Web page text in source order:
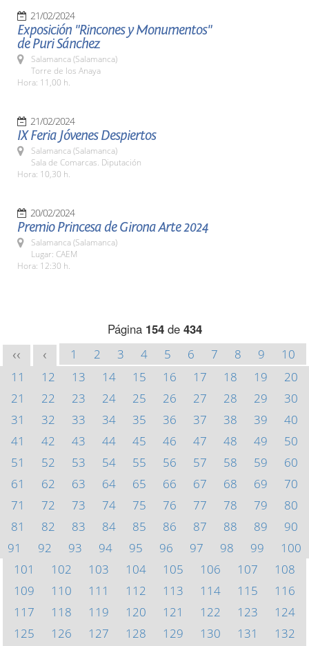
21/02/2024
Exposición "Rincones y Monumentos"
de Puri Sánchez
Salamanca (Salamanca)
Torre de los Anaya
Hora: 11,00 h.
21/02/2024
IX Feria Jóvenes Despiertos
Salamanca (Salamanca)
Sala de Comarcas. Diputación
Hora: 10,30 h.
20/02/2024
Premio Princesa de Girona Arte 2024
Salamanca (Salamanca)
Lugar: CAEM
Hora: 12:30 h.
Página 154de 434
<< < 1 2 3 4 5 6 7 8 9
10
11
12 13 14 15 16 17 18 19
20
21
22 23 24 25 26 27 28 29
30
31
32 33 34 35 36 37 38 39
40
41
42 43 44 45 46 47 48 49
50
51
52 53 54 55 56 57 58 59
60
61
62 63 64 65 66 67 68 69
70
71
72 73 74 75 76 77 78 79
80
81
82 83 84 85 86 87 88 89
90
91
92 93 94 95 96 97 98 99
100
101
102 103 104 105 106 107
108
109
110 111 112 113 114 115
116
117
118 119 120 121 122 123
124
125
126 127 128 129 130 131
132